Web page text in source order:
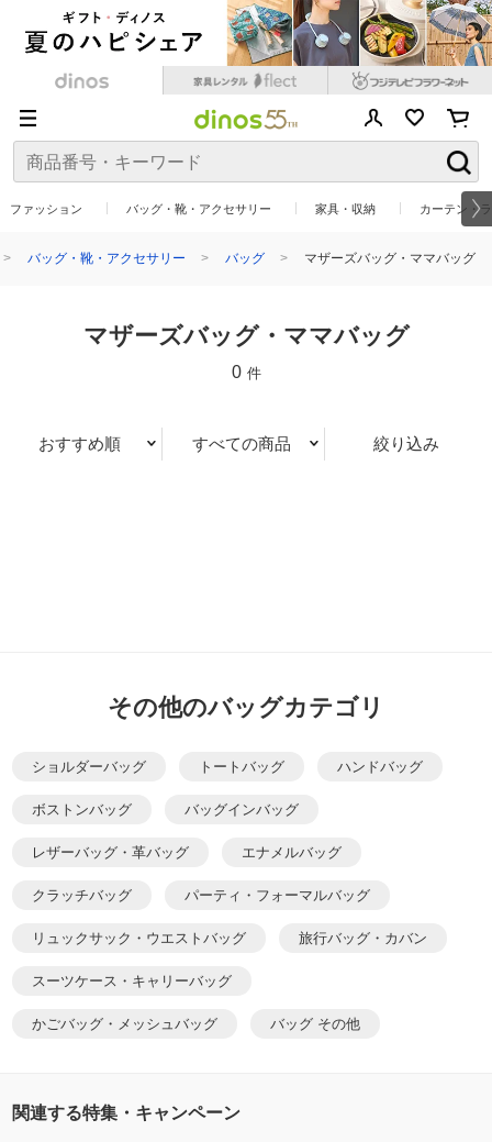
ファッション バッグ・靴・アクセサリー 家具・収納 カーテン・
バッグ・靴・アクセサリー バッグ マザーズバッグ・ママバッグ
マザーズバッグ・ママバッグ
0 件
おすすめ順 すべての商品 絞り込み
その他のバッグカテゴリ
ショルダーバッグ トートバッグ ハンドバッグ
ボストンバッグ バッグインバッグ
レザーバッグ・革バッグ エナメルバッグ
クラッチバッグ パーティ・フォーマルバッグ
リュックサック・ウエストバッグ 旅行バッグ・カバン
スーツケース・キャリーバッグ
かごバッグ・メッシュバッグ バッグ その他
関連する特集・キャンペーン